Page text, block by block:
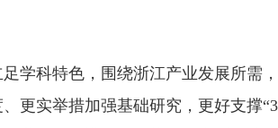
科特色，围绕浙江产业发展所需
实举措加强基础研究，更好支撑